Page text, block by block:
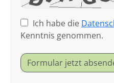
Ich habe die
Kenntnis genommen.
Formular jetzt